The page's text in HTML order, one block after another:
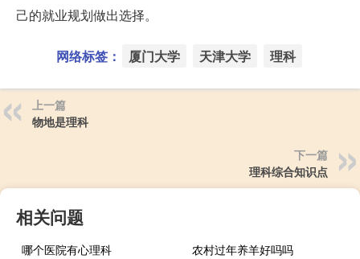
己的就业规划做出选择。
网络标签： 厦门大学 天津大学 理科
上一篇
物地是理科
下一篇
理科综合知识点
相关问题
哪个医院有心理科
农村过年养羊好吗吗